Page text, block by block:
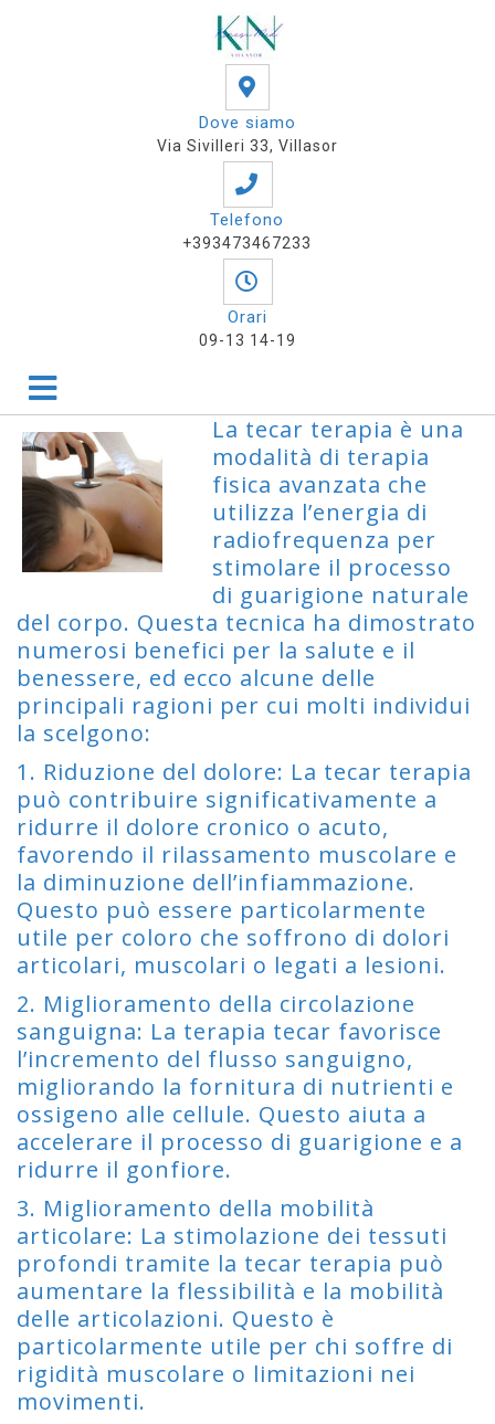
Dove siamo
Via Sivilleri 33, Villasor
Telefono
+393473467233
Orari
09-13 14-19
La tecar terapia è una
modalità di terapia
fisica avanzata che
utilizza l’energia di
radiofrequenza per
stimolare il processo
di guarigione naturale
del corpo. Questa tecnica ha dimostrato
numerosi benefici per la salute e il
benessere, ed ecco alcune delle
principali ragioni per cui molti individui
la scelgono:
1. Riduzione del dolore: La tecar terapia
può contribuire significativamente a
ridurre il dolore cronico o acuto,
favorendo il rilassamento muscolare e
la diminuzione dell’infiammazione.
Questo può essere particolarmente
utile per coloro che soffrono di dolori
articolari, muscolari o legati a lesioni.
2. Miglioramento della circolazione
sanguigna: La terapia tecar favorisce
l’incremento del flusso sanguigno,
migliorando la fornitura di nutrienti e
ossigeno alle cellule. Questo aiuta a
accelerare il processo di guarigione e a
ridurre il gonfiore.
3. Miglioramento della mobilità
articolare: La stimolazione dei tessuti
profondi tramite la tecar terapia può
aumentare la flessibilità e la mobilità
delle articolazioni. Questo è
particolarmente utile per chi soffre di
rigidità muscolare o limitazioni nei
movimenti.